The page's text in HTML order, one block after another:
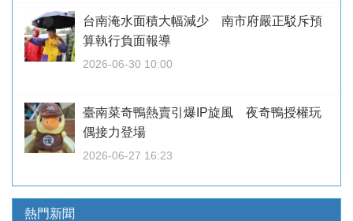
台南淹水面積大幅減少 南市府嚴正駁斥預
算執行負面報導
2026-06-30 10:00
臺南菜奇鴨熱賣引爆IP旋風 夜奇鴨授權玩
偶接力登場
2026-06-27 16:23
熱門新聞